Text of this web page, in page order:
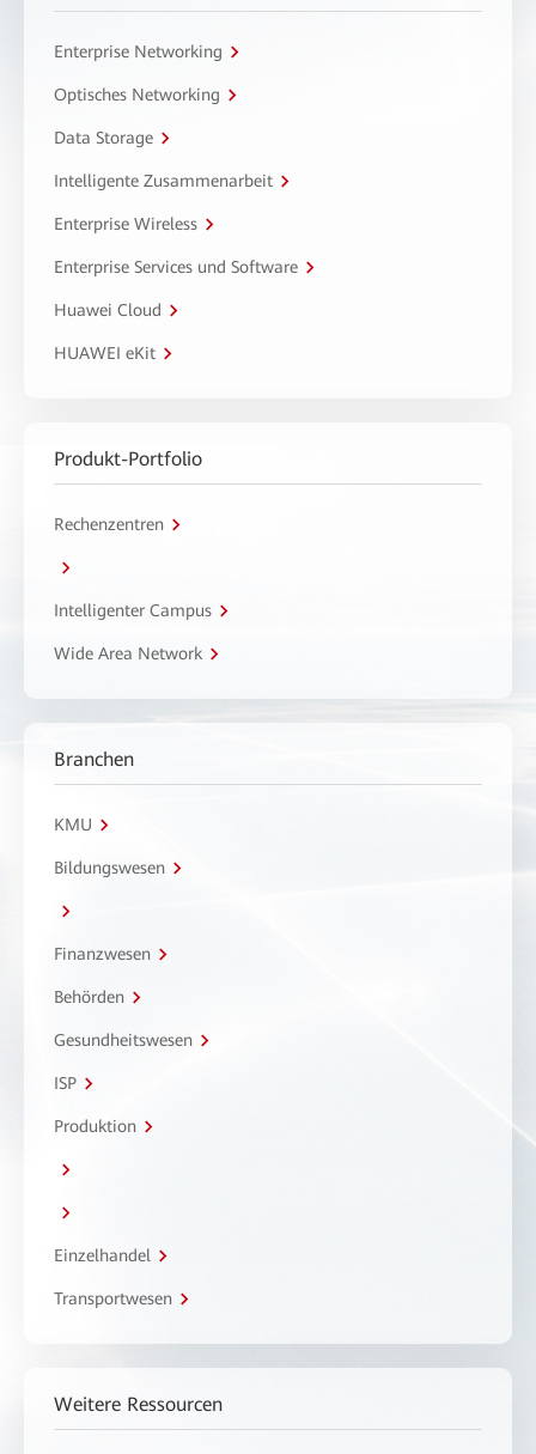
Enterprise Networking
Optisches Networking
Data Storage
Intelligente Zusammenarbeit
Enterprise Wireless
Enterprise Services und Software
Huawei Cloud
HUAWEI eKit
Produkt-Portfolio
Rechenzentren
Intelligenter Campus
Wide Area Network
Branchen
KMU
Bildungswesen
Finanzwesen
Behörden
Gesundheitswesen
ISP
Produktion
Einzelhandel
Transportwesen
Weitere Ressourcen